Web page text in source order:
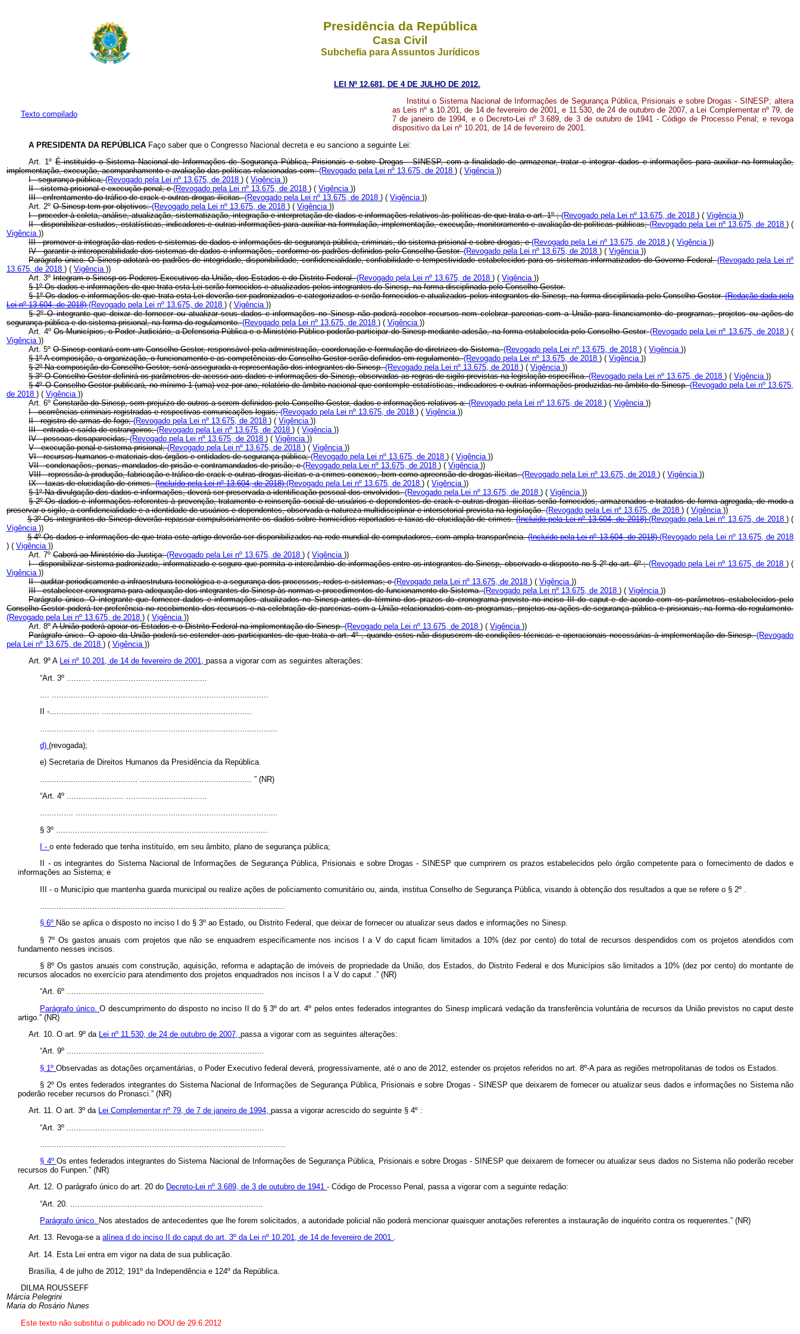
Presidência da República
Casa Civil
Subchefia para Assuntos Jurídicos
LEI Nº 12.681, DE 4 DE JULHO DE 2012.
Texto compilado
Institui o Sistema Nacional de Informações de Segurança Pública, Prisionais e sobre Drogas - SINESP; altera
as Leis nº s 10.201, de 14 de fevereiro de 2001, e 11.530, de 24 de outubro de 2007, a Lei Complementar nº 79, de
7 de janeiro de 1994, e o Decreto-Lei nº 3.689, de 3 de outubro de 1941 - Código de Processo Penal; e revoga
dispositivo da Lei nº 10.201, de 14 de fevereiro de 2001.
A PRESIDENTA DA REPÚBLICA Faço saber que o Congresso Nacional decreta e eu sanciono a seguinte Lei:
Art. 1ºÉ instituído o Sistema Nacional de Informações de Segurança Pública, Prisionais e sobre Drogas - SINESP, com a finalidade de armazenar, tratar e integrar dados e informações para auxiliar na formulação,
implementação, execução, acompanhamento e avaliação das políticas relacionadas com:(Revogado pela Lei nº 13.675, de 2018 ) ( Vigência ))
I - segurança pública;(Revogado pela Lei nº 13.675, de 2018) (Vigência))
II - sistema prisional e execução penal; e(Revogado pela Lei nº 13.675, de 2018) (Vigência))
III - enfrentamento do tráfico decracke outras drogas ilícitas.(Revogado pela Lei nº 13.675, de 2018) (Vigência))
Art. 2ºO Sinesp tem por objetivos:(Revogado pela Lei nº 13.675, de 2018) (Vigência))
I - proceder à coleta, análise, atualização, sistematização, integração e interpretação de dados e informações relativos às políticas de que trata o art. 1º ;(Revogado pela Lei nº 13.675, de 2018) (Vigência))
II - disponibilizar estudos, estatísticas, indicadores e outras informações para auxiliar na formulação, implementação, execução, monitoramento e avaliação de políticas públicas;(Revogado pela Lei nº 13.675, de 2018) (
Vigência ))
III - promover a integração das redes e sistemas de dados e informações de segurança pública, criminais, do sistema prisional e sobre drogas; e(Revogado pela Lei nº 13.675, de 2018) (Vigência))
IV - garantir a interoperabilidade dos sistemas de dados e informações, conforme os padrões definidos pelo Conselho Gestor.(Revogado pela Lei nº 13.675, de 2018) (Vigência))
Parágrafo único. O Sinesp adotará os padrões de integridade, disponibilidade, confidencialidade, confiabilidade e tempestividade estabelecidos para os sistemas informatizados do Governo Federal.(Revogado pela Lei nº
13.675, de 2018 ) ( Vigência ))
Art. 3ºIntegram o Sinesp os Poderes Executivos da União, dos Estados e do Distrito Federal.(Revogado pela Lei nº 13.675, de 2018) (Vigência))
§ 1º Os dados e informações de que trata esta Lei serão fornecidos e atualizados pelos integrantes do Sinesp, na forma disciplinada pelo Conselho Gestor.
§ 1º Os dados e informações de que trata esta Lei deverão ser padronizados e categorizados e serão fornecidos e atualizados pelos integrantes do Sinesp, na forma disciplinada pelo Conselho Gestor.(Redação dada pela
Lei nº 13.604, de 2018)(Revogado pela Lei nº 13.675, de 2018 ) ( Vigência ))
§ 2º O integrante que deixar de fornecer ou atualizar seus dados e informações no Sinesp não poderá receber recursos nem celebrar parcerias com a União para financiamento de programas, projetos ou ações de
segurança pública e do sistema prisional, na forma do regulamento.(Revogado pela Lei nº 13.675, de 2018 ) ( Vigência ))
Art. 4ºOs Municípios, o Poder Judiciário, a Defensoria Pública e o Ministério Público poderão participar do Sinesp mediante adesão, na forma estabelecida pelo Conselho Gestor.(Revogado pela Lei nº 13.675, de 2018) (
Vigência ))
Art. 5ºO Sinesp contará com um Conselho Gestor, responsável pela administração, coordenação e formulação de diretrizes do Sistema.(Revogado pela Lei nº 13.675, de 2018) (Vigência))
§ 1º A composição, a organização, o funcionamento e as competências do Conselho Gestor serão definidos em regulamento.(Revogado pela Lei nº 13.675, de 2018) (Vigência))
§ 2º Na composição do Conselho Gestor, será assegurada a representação dos integrantes do Sinesp.(Revogado pela Lei nº 13.675, de 2018) (Vigência))
§ 3º O Conselho Gestor definirá os parâmetros de acesso aos dados e informações do Sinesp, observadas as regras de sigilo previstas na legislação específica.(Revogado pela Lei nº 13.675, de 2018) (Vigência))
§ 4º O Conselho Gestor publicará, no mínimo 1 (uma) vez por ano, relatório de âmbito nacional que contemple estatísticas, indicadores e outras informações produzidas no âmbito do Sinesp.(Revogado pela Lei nº 13.675,
de 2018 ) ( Vigência ))
Art. 6ºConstarão do Sinesp, sem prejuízo de outros a serem definidos pelo Conselho Gestor, dados e informações relativos a:(Revogado pela Lei nº 13.675, de 2018) (Vigência))
I - ocorrências criminais registradas e respectivas comunicações legais;(Revogado pela Lei nº 13.675, de 2018) (Vigência))
II - registro de armas de fogo;(Revogado pela Lei nº 13.675, de 2018) (Vigência))
III - entrada e saída de estrangeiros;(Revogado pela Lei nº 13.675, de 2018) (Vigência))
IV - pessoas desaparecidas;(Revogado pela Lei nº 13.675, de 2018) (Vigência))
V - execução penal e sistema prisional;(Revogado pela Lei nº 13.675, de 2018) (Vigência))
VI - recursos humanos e materiais dos órgãos e entidades de segurança pública;(Revogado pela Lei nº 13.675, de 2018) (Vigência))
VII - condenações, penas, mandados de prisão e contramandados de prisão; e(Revogado pela Lei nº 13.675, de 2018) (Vigência))
VIII - repressão à produção, fabricação e tráfico decracke outras drogas ilícitas e a crimes conexos, bem como apreensão de drogas ilícitas.(Revogado pela Lei nº 13.675, de 2018) (Vigência))
IX – taxas de elucidação de crimes.(Incluído pela Lei nº 13.604, de 2018)(Revogado pela Lei nº 13.675, de 2018) (Vigência))
§ 1º Na divulgação dos dados e informações, deverá ser preservada a identificação pessoal dos envolvidos.(Revogado pela Lei nº 13.675, de 2018) (Vigência))
§ 2º Os dados e informações referentes à prevenção, tratamento e reinserção social de usuários e dependentes decracke outras drogas ilícitas serão fornecidos, armazenados e tratados de forma agregada, de modo a
preservar o sigilo, a confidencialidade e a identidade de usuários e dependentes, observada a natureza multidisciplinar e intersetorial prevista na legislação.(Revogado pela Lei nº 13.675, de 2018 ) ( Vigência ))
§ 3º Os integrantes do Sinesp deverão repassar compulsoriamente os dados sobre homicídios reportados e taxas de elucidação de crimes.(Incluído pela Lei nº 13.604, de 2018)(Revogado pela Lei nº 13.675, de 2018 ) (
Vigência ))
§ 4º Os dados e informações de que trata este artigo deverão ser disponibilizados na rede mundial de computadores, com ampla transparência.(Incluído pela Lei nº 13.604, de 2018)(Revogado pela Lei nº 13.675, de 2018
) ( Vigência ))
Art. 7ºCaberá ao Ministério da Justiça:(Revogado pela Lei nº 13.675, de 2018) (Vigência))
I - disponibilizar sistema padronizado, informatizado e seguro que permita o intercâmbio de informações entre os integrantes do Sinesp, observado o disposto no § 2º do art. 6º ;(Revogado pela Lei nº 13.675, de 2018 ) (
Vigência ))
II - auditar periodicamente a infraestrutura tecnológica e a segurança dos processos, redes e sistemas; e(Revogado pela Lei nº 13.675, de 2018) (Vigência))
III - estabelecer cronograma para adequação dos integrantes do Sinesp às normas e procedimentos de funcionamento do Sistema.(Revogado pela Lei nº 13.675, de 2018) (Vigência))
Parágrafo único. O integrante que fornecer dados e informações atualizados no Sinesp antes do término dos prazos do cronograma previsto no inciso III docapute de acordo com os parâmetros estabelecidos pelo
Conselho Gestor poderá ter preferência no recebimento dos recursos e na celebração de parcerias com a União relacionados com os programas, projetos ou ações de segurança pública e prisionais, na forma do regulamento.
(Revogado pela Lei nº 13.675, de 2018 ) ( Vigência ))
Art. 8ºA União poderá apoiar os Estados e o Distrito Federal na implementação do Sinesp.(Revogado pela Lei nº 13.675, de 2018) (Vigência))
Parágrafo único. O apoio da União poderá se estender aos participantes de que trata o art. 4º , quando estes não dispuserem de condições técnicas e operacionais necessárias à implementação do Sinesp.(Revogado
pela Lei nº 13.675, de 2018 ) ( Vigência ))
Art. 9º A Lei nº 10.201, de 14 de fevereiro de 2001,passa a vigorar com as seguintes alterações:
“Art. 3º .......... ................................................
II -..................... ...............................................................
d)(revogada);
e) Secretaria de Direitos Humanos da Presidência da República.
......................................... ............................................... ” (NR)
“Art. 4º ........................ ..................................
.............. .....................................................................................
§ 3º
I -o ente federado que tenha instituído, em seu âmbito, plano de segurança pública;
II - os integrantes do Sistema Nacional de Informações de Segurança Pública, Prisionais e sobre Drogas - SINESP que cumprirem os prazos estabelecidos pelo órgão competente para o fornecimento de dados e
informações ao Sistema; e
III - o Município que mantenha guarda municipal ou realize ações de policiamento comunitário ou, ainda, institua Conselho de Segurança Pública, visando à obtenção dos resultados a que se refere o § 2º .
§ 6º Não se aplica o disposto no inciso I do § 3º ao Estado, ou Distrito Federal, que deixar de fornecer ou atualizar seus dados e informações no Sinesp.
§ 7º Os gastos anuais com projetos que não se enquadrem especificamente nos incisos I a V do caputficam limitados a 10% (dez por cento) do total de recursos despendidos com os projetos atendidos com
fundamento nesses incisos.
§ 8º Os gastos anuais com construção, aquisição, reforma e adaptação de imóveis de propriedade da União, dos Estados, do Distrito Federal e dos Municípios são limitados a 10% (dez por cento) do montante de
recursos alocados no exercício para atendimento dos projetos enquadrados nos incisos I a V do caput .” (NR)
“Art. 6º ...................................................................................
Parágrafo único.O descumprimento do disposto no inciso II do § 3º do art. 4º pelos entes federados integrantes do Sinesp implicará vedação da transferência voluntária de recursos da União previstos no caputdeste
artigo.” (NR)
Art. 10. O art. 9º da
Lei nº 11.530, de 24 de outubro de 2007,passa a vigorar com as seguintes alterações:
“Art. 9º ...................................................................................
§ 1ºObservadas as dotações orçamentárias, o Poder Executivo federal deverá, progressivamente, até o ano de 2012, estender os projetos referidos no art. 8º-A para as regiões metropolitanas de todos os Estados.
§ 2º Os entes federados integrantes do Sistema Nacional de Informações de Segurança Pública, Prisionais e sobre Drogas - SINESP que deixarem de fornecer ou atualizar seus dados e informações no Sistema não
poderão receber recursos do Pronasci.” (NR)
Art. 11. O art. 3º da Lei Complementar nº 79, de 7 de janeiro de 1994,passa a vigorar acrescido do seguinte § 4º :
“Art. 3º ...................................................................................
§ 4º Os entes federados integrantes do Sistema Nacional de Informações de Segurança Pública, Prisionais e sobre Drogas - SINESP que deixarem de fornecer ou atualizar seus dados no Sistema não poderão receber
recursos do Funpen.” (NR)
Art. 12. O parágrafo único do art. 20 do Decreto-Lei nº 3.689, de 3 de outubro de 1941- Código de Processo Penal, passa a vigorar com a seguinte redação:
“Art. 20. .................................................................................
Parágrafo único. Nos atestados de antecedentes que lhe forem solicitados, a autoridade policial não poderá mencionar quaisquer anotações referentes a instauração de inquérito contra os requerentes.” (NR)
Art. 13. Revoga-se aalínea d do inciso II do caput do art. 3º da Lei nº 10.201, de 14 de fevereiro de 2001 .
Art. 14. Esta Lei entra em vigor na data de sua publicação.
Brasília, 4 de julho de 2012; 191º da Independência e 124º da República.
DILMA ROUSSEFF
Márcia Pelegrini
Maria do Rosário Nunes
Este texto não substitui o publicado no DOU de 29.6.2012